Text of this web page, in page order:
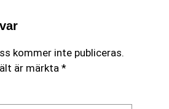
kommer inte publiceras.
är märkta *